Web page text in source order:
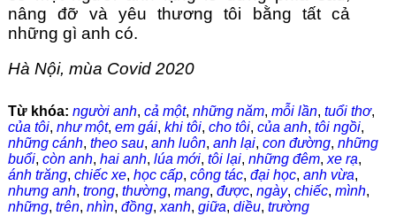
nâng đỡ và yêu thương tôi bằng tất cả
những gì anh có.
Hà Nội, mùa Covid 2020
Từ khóa: người anh, cả một, những năm, mỗi lần, tuổi thơ,
của tôi, như một, em gái, khi tôi, cho tôi, của anh, tôi ngồi,
những cánh, theo sau, anh luôn, anh lại, con đường, những
buổi, còn anh, hai anh, lúa mới, tôi lại, những đêm,xe rạ,
ánh trăng, chiếc xe, học cấp, công tác, đại học, anh vừa,
nhưng anh, trong, thường, mang, được, ngày, chiếc, mình,
những, trên, nhìn, đồng,xanh, giữa, diều, trường